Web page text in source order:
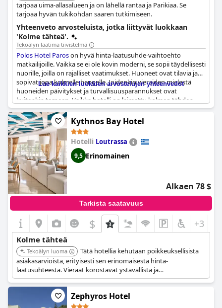
tarjoaa uima-allasalueen ja on lähellä rantaa ja Parikiaa. Se
tarjoaa hyvän tukikohdan saaren tutkimiseen.
Yhteenveto arvosteluista, jotka liittyvät luokkaan
'Kolme tähteä'.
Tekoälyn laatima tiivistelmä
Polos Hotel Paroson hyvä hinta-laatusuhde-vaihtoehto
matkailijoille. Vaikka se ei ole kovin moderni, se sopii täydellisesti
nuorille, joilla on rajalliset vaatimukset. Huoneet ovat tilavia ja
sopivat jopa kolmelle hengelle. Joidenkin vieraiden mielestä
huoneiden päivitykset ja turvallisuusparannukset ovat
kuitenkin tarpeen. Vaikka hotelli on leimattu kolmen tähden
hotelliksi, joidenkin vieraiden mielestä se tuntuu pikemminkin
hostellilta puutteellisen aamiaisen, huoneen ja palvelun vuoksi.
Siitä huolimatta se on välttävä ja keskinkertainen hotelli, jossa
on ripaus perheviehätystä. Muutama vieras oli pettynyt
vanhoihin ja tylsiin maanalaisiin huoneisiin, joista puuttuu
luonnonvalo ja nykyaikaiset varusteet.
Lue kaikkien luokkien arvostelujen yhteenvedot
Kythnos Bay Hotel
Hotelli Loutrassa
9,5 Erinomainen
Alkaen 78 $
Tarkista saatavuus
$ +3
Kolme tähteä
Tekoälyn luoma
Tätä hotellia kehutaan poikkeuksellisista
asiakasarvioista, erityisesti sen erinomaisesta hinta-
laatusuhteesta. Vieraat korostavat ystävällistä ja
ammattitaitoista henkilökuntaa, tilojen puhtautta ja kätevää
sijaintia lähellä rantaa ja paikallisia palveluita.
Zephyros Hotel